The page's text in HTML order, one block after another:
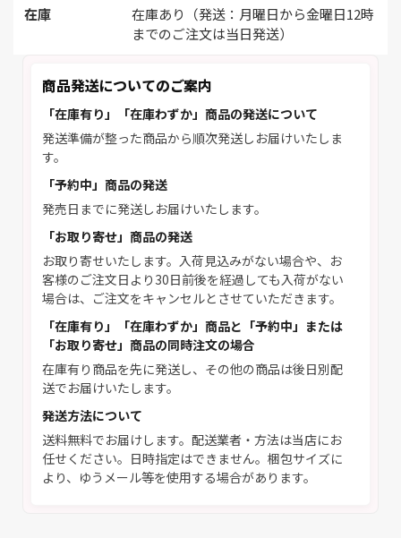
在庫
在庫あり（発送：月曜日から金曜日12時
までのご注文は当日発送）
商品発送についてのご案内
「在庫有り」「在庫わずか」商品の発送について
発送準備が整った商品から順次発送しお届けいたしま
す。
「予約中」商品の発送
発売日までに発送しお届けいたします。
「お取り寄せ」商品の発送
お取り寄せいたします。入荷見込みがない場合や、お
客様のご注文日より30日前後を経過しても入荷がない
場合は、ご注文をキャンセルとさせていただきます。
「在庫有り」「在庫わずか」商品と「予約中」または
「お取り寄せ」商品の同時注文の場合
在庫有り商品を先に発送し、その他の商品は後日別配
送でお届けいたします。
発送方法について
送料無料でお届けします。配送業者・方法は当店にお
任せください。日時指定はできません。梱包サイズに
より、ゆうメール等を使用する場合があります。